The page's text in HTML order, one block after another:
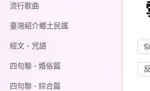
流行歌曲
臺灣紹介鄉土民謠
經文、咒語
四句聯 - 婚俗篇
四句聯 - 綜合篇
似
反